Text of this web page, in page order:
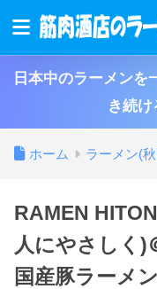
日本中のラーメンを
き続
ホーム ラーメン(
RAMEN
人にやさしく)
国産豚ラーメ